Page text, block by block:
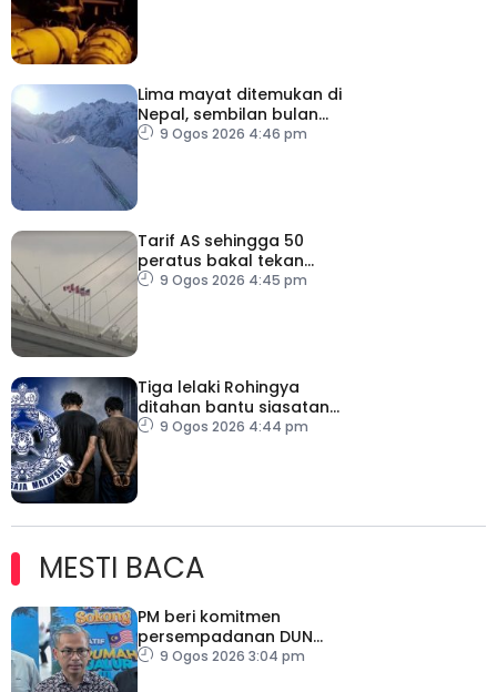
Lima mayat ditemukan di
Nepal, sembilan bulan
selepas runtuhan salji
9 Ogos 2026 4:46 pm
Tarif AS sehingga 50
peratus bakal tekan
pengguna, perniagaan
9 Ogos 2026 4:45 pm
Tiga lelaki Rohingya
ditahan bantu siasatan
rogol wanita OKU
9 Ogos 2026 4:44 pm
MESTI BACA
PM beri komitmen
persempadanan DUN
Sarawak, minta laporan
9 Ogos 2026 3:04 pm